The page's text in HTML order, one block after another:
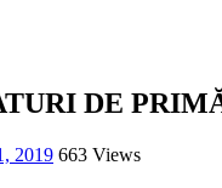
DE
2019 663 Views